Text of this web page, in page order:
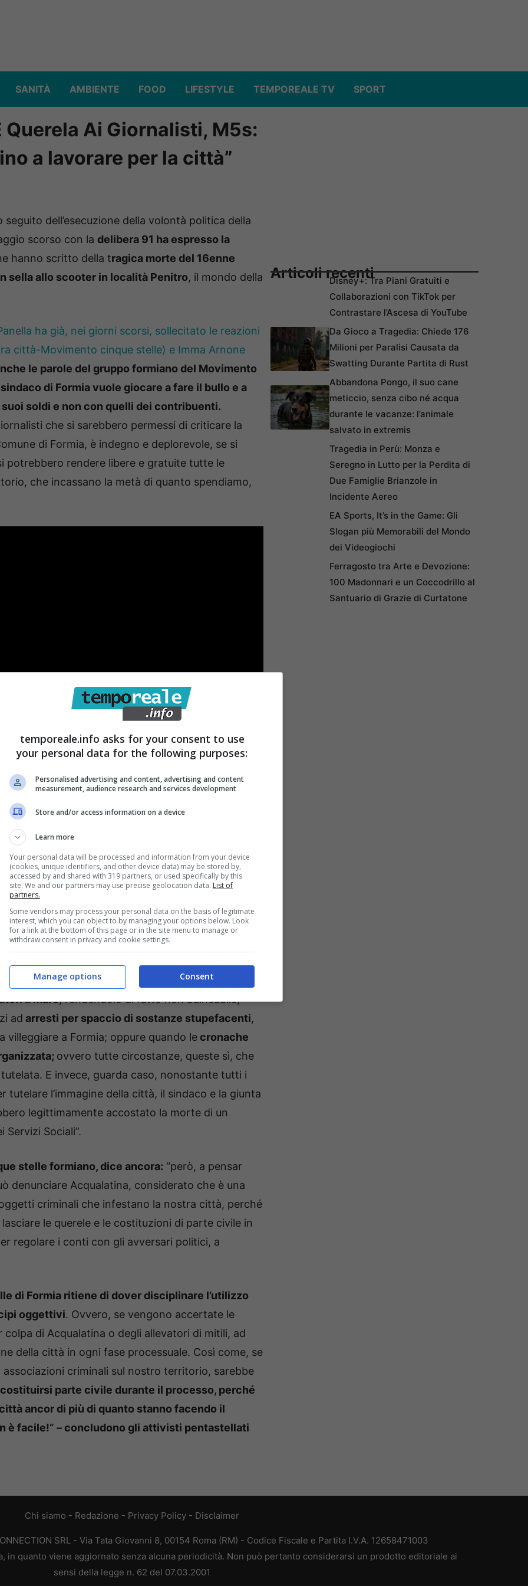
SANITÀ AMBIENTE FOOD LIFESTYLE TEMPOREALE TV SPORT
Ai Giornalisti, M5s:
a lavorare per la città”
dell’esecuzione della volontà politica della
scorso con la delibera 91 ha espresso la
hanno scritto della tragica morte del 16enne
sella allo scooter in località Penitro, il mondo della
ha già, nei giorni scorsi, sollecitato le reazioni
città-Movimento cinque stelle) e Imma Arnone
le parole del gruppo formiano del Movimento
di Formia vuole giocare a fare il bullo e a
soldi e non con quelli dei contribuenti.
che si sarebbero permessi di criticare la
di Formia, è indegno e deplorevole, se si
potrebbero rendere libere e gratuite tutte le
che incassano la metà di quanto spendiamo,
ciò si aggiunga che l’amministrazione comunale
in passato, dall’opposizione, hanno
dell’allora amministrazione
, senza che alcuno
di Cassino.I rapporti tra istituzioni e gli addetti
dalla magistratura, anche quando si avrebbe
il sindaco si è sempre sottratto,da quando ha
querela e la costituzione di parte civile sarebbero
della città…”.
e propri esempi: “…ovvero quando, ad esempio
a mare, rendendolo di fatto non balneabile;
ad arresti per spaccio di sostanze stupefacenti,
villeggiare a Formia; oppure quando le cronache
ovvero tutte circostanze, queste sì, che
E invece, guarda caso, nonostante tutti i
l’immagine della città, il sindaco e la giunta
legittimamente accostato la morte di un
Servizi Sociali”.
stelle formiano, dice ancora: “però, a pensar
denunciare Acqualatina, considerato che è una
criminali che infestano la nostra città, perché
le querele e le costituzioni di parte civile in
regolare i conti con gli avversari politici, a
di Formia ritiene di dover disciplinare l’utilizzo
oggettivi. Ovvero, se vengono accertate le
di Acqualatina o degli allevatori di mitili, ad
della città in ogni fase processuale. Così come, se
criminali sul nostro territorio, sarebbe
parte civile durante il processo, perché
ancor di più di quanto stanno facendo il
è facile!” – concludono gli attivisti pentastellati
Articoli recentiDisney+: Tra Piani Gratuiti e
Collaborazioni con TikTok per
Contrastare l’Ascesa di YouTube
Da Gioco a Tragedia: Chiede 176
Milioni per Paralisi Causata da
Swatting Durante Partita di Rust
Abbandona Pongo, il suo cane
meticcio, senza cibo né acqua
durante le vacanze: l’animale
salvato in extremis
Tragedia in Perù: Monza e
Seregno in Lutto per la Perdita di
Due Famiglie Brianzole in
Incidente Aereo
EA Sports, It’s in the Game: Gli
Slogan più Memorabili del Mondo
dei Videogiochi
Ferragosto tra Arte e Devozione:
100 Madonnari e un Coccodrillo al
Santuario di Grazie di Curtatone
Chi siamo - Redazione - Privacy Policy - Disclaimer
SRL - Via Tata Giovanni 8, 00154 Roma (RM) - Codice Fiscale e Partita I.V.A. 12658471003
in quanto viene aggiornato senza alcuna periodicità. Non può pertanto considerarsi un prodotto editoriale ai
sensi della legge n. 62 del 07.03.2001
temporeale.info asks for your consent to use
your personal data for the following purposes:
Personalised advertising and content, advertising and content
measurement, audience research and services development
Store and/or access information on a device
Learn more
Your personal data will be processed and information from your device
(cookies, unique identifiers, and other device data) may be stored by,
accessed by and shared with 319 partners, or used specifically by this
site. We and our partners may use precise geolocation data. List of
partners.
Some vendors may process your personal data on the basis of legitimate
interest, which you can object to by managing your options below. Look
for a link at the bottom of this page or in the site menu to manage or
withdraw consent in privacy and cookie settings.
Consent
Manage options